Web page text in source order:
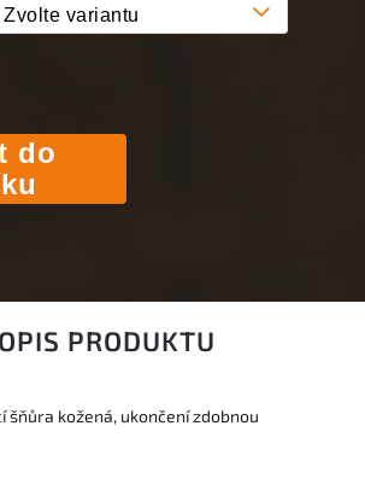
do
PRODUKTU
šňůra kožená, ukončení zdobnou